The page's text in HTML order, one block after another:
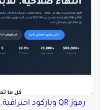
رموز QR وباركود احترافية. بلا قيود. بلا انتهاء صلاحية. للأبد.